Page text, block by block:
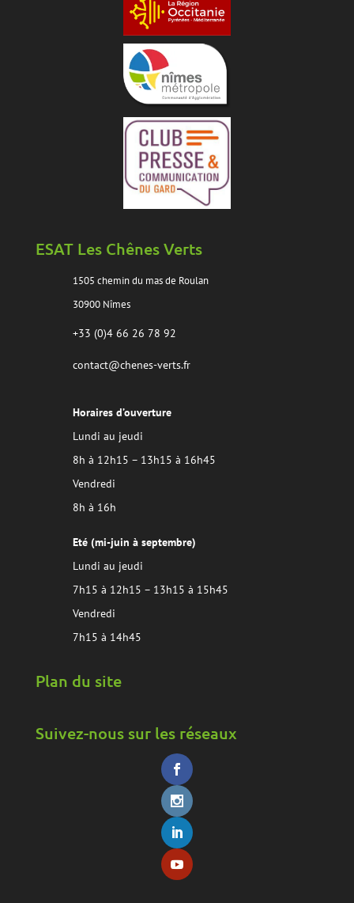
ESAT Les Chênes Verts
1505 chemin du mas de Roulan
30900 Nîmes
+33 (0)4 66 26 78 92
contact@chenes-verts.fr
Horaires d’ouverture
Lundi au jeudi
8h à 12h15 – 13h15 à 16h45
Vendredi
8h à 16h
Eté (mi-juin à septembre)
Lundi au jeudi
7h15 à 12h15 – 13h15 à 15h45
Vendredi
7h15 à 14h45
Plan du site
Suivez-nous sur les réseaux